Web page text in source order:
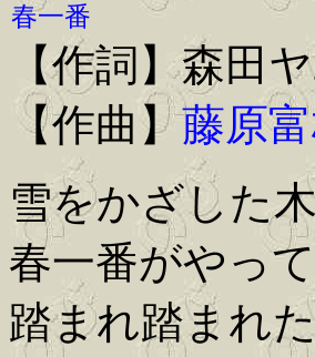
春一番
【作詞】森田
【作曲】藤原
雪をかざした
春一番がやっ
踏まれ踏まれ